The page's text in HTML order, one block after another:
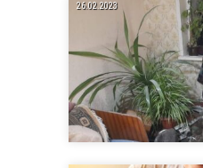
26.02.2023